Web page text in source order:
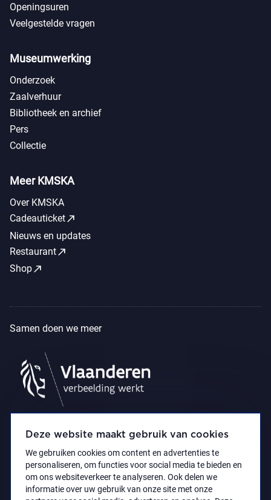
Deze website maakt gebruik van cookies
We gebruiken cookies om content en advertenties te
personaliseren, om functies voor social media te bieden en
om ons websiteverkeer te analyseren. Ook delen we
informatie over uw gebruik van onze site met onze
Openingsuren
Veelgestelde vragen
Museumwerking
Onderzoek
Zaalverhuur
Bibliotheek en archief
Pers
Collectie
Meer KMSKA
Over KMSKA
Cadeauticketcall_made
Nieuws en updates
Restaurantcall_made
Shopcall_made
Samen doen we meer